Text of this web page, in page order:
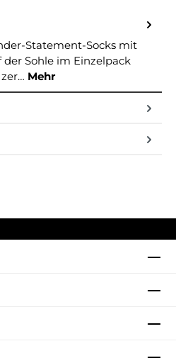
Statement-Socks mit
Sohle im Einzelpack
Mehr